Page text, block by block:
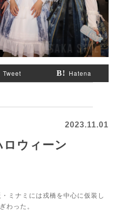
Tweet Hatena
2023.11.01
ウィーン
ミナミには戎橋を中心に仮装し
わった。